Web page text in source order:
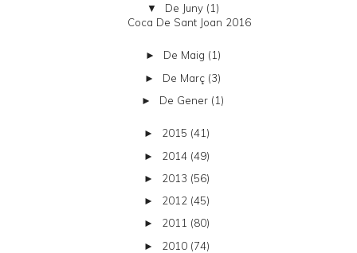
▼ De Juny (1)
Coca De Sant Joan 2016
► De Maig (1)
► De Març (3)
► De Gener (1)
► 2015 (41)
► 2014 (49)
► 2013 (56)
► 2012 (45)
► 2011 (80)
► 2010 (74)